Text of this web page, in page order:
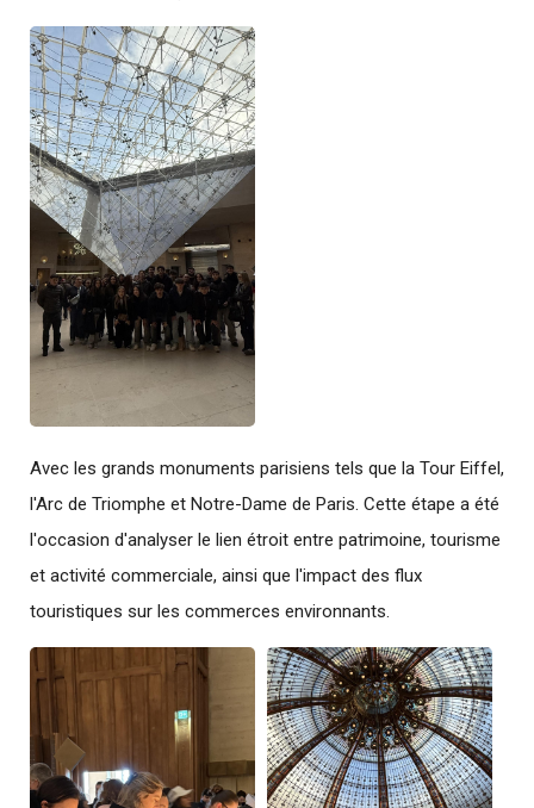
Avec les grands monuments parisiens tels que la Tour Eiffel,
l'Arc de Triomphe et Notre-Dame de Paris. Cette étape a été
l'occasion d'analyser le lien étroit entre patrimoine, tourisme
et activité commerciale, ainsi que l'impact des flux
touristiques sur les commerces environnants.